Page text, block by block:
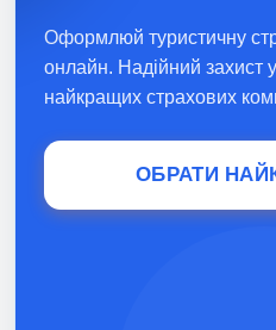
Оформлюй туристичну
онлайн. Надійний захист у
найкращих страхових
ОБРАТИ